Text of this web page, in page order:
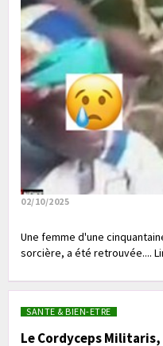
02/10/2025
Une femme d'une
sorcière, a été retrouvée....
SANTE & BIEN-ETRE
Le Cordyceps